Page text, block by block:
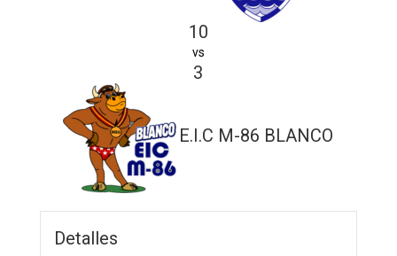
10
vs
3
E.I.C M-86 BLANCO
Detalles